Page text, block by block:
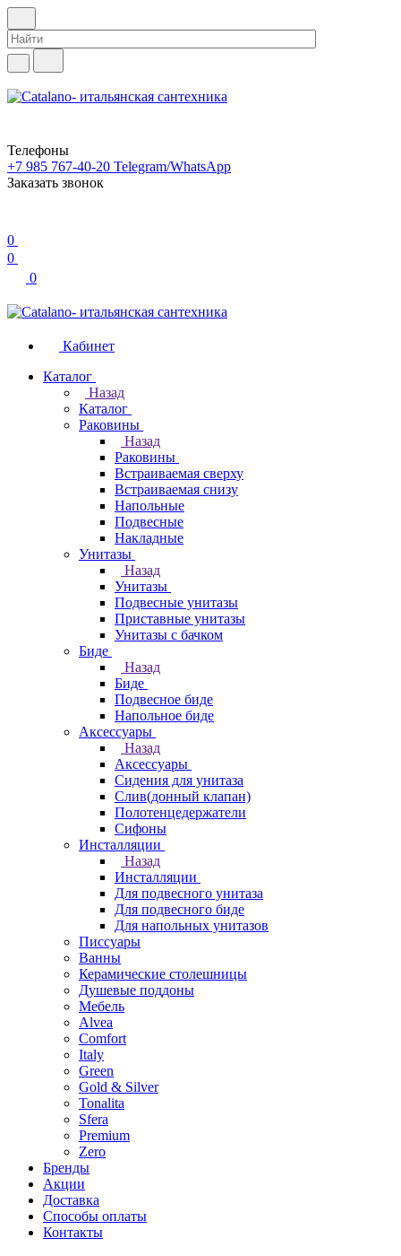
Телефоны
+7 985 767-40-20 Telegram/WhatsApp
Заказать звонок
0
0
0
Кабинет
Каталог
Назад
Каталог
Раковины
Назад
Раковины
Встраиваемая сверху
Встраиваемая снизу
Напольные
Подвесные
Накладные
Унитазы
Назад
Унитазы
Подвесные унитазы
Приставные унитазы
Унитазы с бачком
Биде
Назад
Биде
Подвесное биде
Напольное биде
Аксессуары
Назад
Аксессуары
Сидения для унитаза
Слив(донный клапан)
Полотенцедержатели
Сифоны
Инсталляции
Назад
Инсталляции
Для подвесного унитаза
Для подвесного биде
Для напольных унитазов
Писсуары
Ванны
Керамические столешницы
Душевые поддоны
Мебель
Alvea
Comfort
Italy
Green
Gold & Silver
Tonalita
Sfera
Premium
Zero
Бренды
Акции
Доставка
Способы оплаты
Контакты